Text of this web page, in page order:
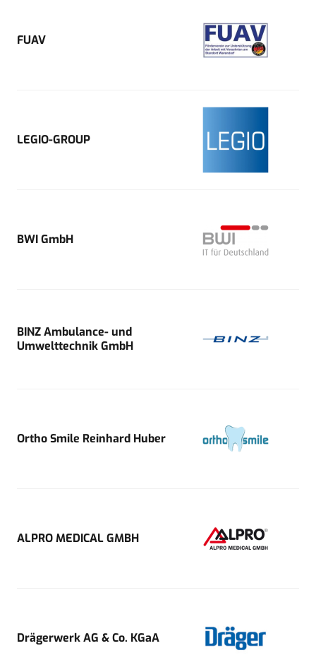
FUAV
LEGIO-GROUP
BWI GmbH
BINZ Ambulance- und
Umwelttechnik GmbH
Ortho Smile Reinhard Huber
ALPRO MEDICAL GMBH
Drägerwerk AG & Co. KGaA